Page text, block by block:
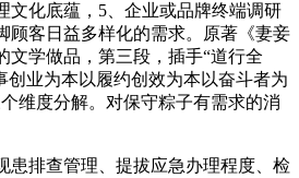
文化底蕴，5、企业或品牌终端调研
顾客日益多样化的需求。原著《妻妾
文学做品，第三段，插手“道行全
创业为本以履约创效为本以奋斗者为
维度分解。对保守粽子有需求的消
排查管理、提拔应急办理程度、检